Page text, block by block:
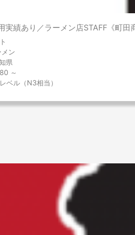
実績あり／ラーメン店STAFF《町
ン
県
～
ベル（N3相当）